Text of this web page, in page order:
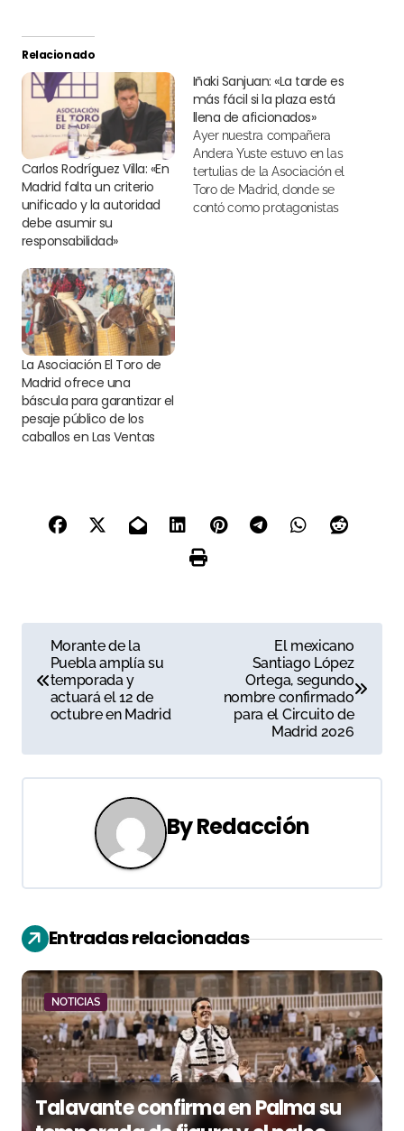
Relacionado
Carlos Rodríguez Villa: «En
Madrid falta un criterio
unificado y la autoridad
debe asumir su
responsabilidad»
Iñaki Sanjuan: «La tarde es
más fácil si la plaza está
llena de aficionados»
Ayer nuestra compañera
Andera Yuste estuvo en las
tertulias de la Asociación el
Toro de Madrid, donde se
contó como protagonistas
La Asociación El Toro de
Madrid ofrece una
báscula para garantizar el
pesaje público de los
caballos en Las Ventas
a
e
g
i
ó
n
d
e
e
n
Morante de la
Puebla amplía su
temporada y
actuará el 12 de
octubre en Madrid
El mexicano
Santiago López
Ortega, segundo
nombre confirmado
para el Circuito de
Madrid 2026
ByRedacción
Entradas relacionadas
NOTICIAS
Talavante confirma en Palma su